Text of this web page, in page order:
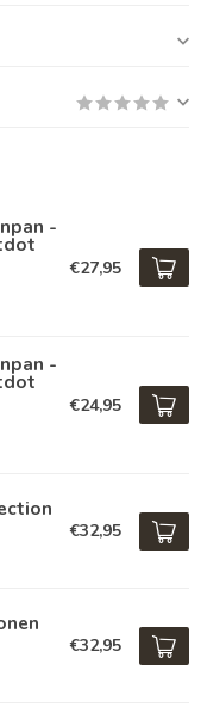
-
€27,95
-
€24,95
€32,95
€32,95